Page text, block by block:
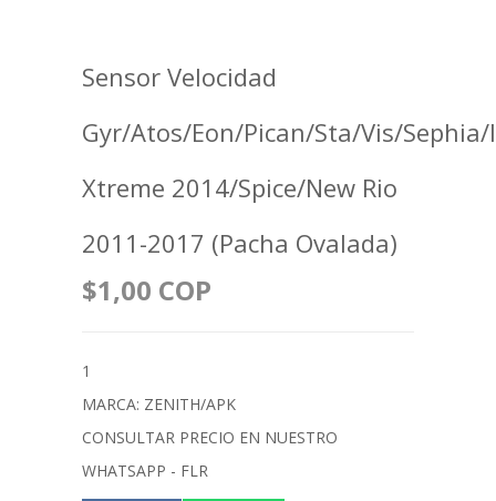
Sensor Velocidad
Gyr/Atos/Eon/Pican/Sta/Vis/
Xtreme 2014/Spice/New Rio
2011-2017 (Pacha Ovalada)
$1,00 COP
1
MARCA: ZENITH/APK
CONSULTAR PRECIO EN NUESTRO
WHATSAPP - FLR